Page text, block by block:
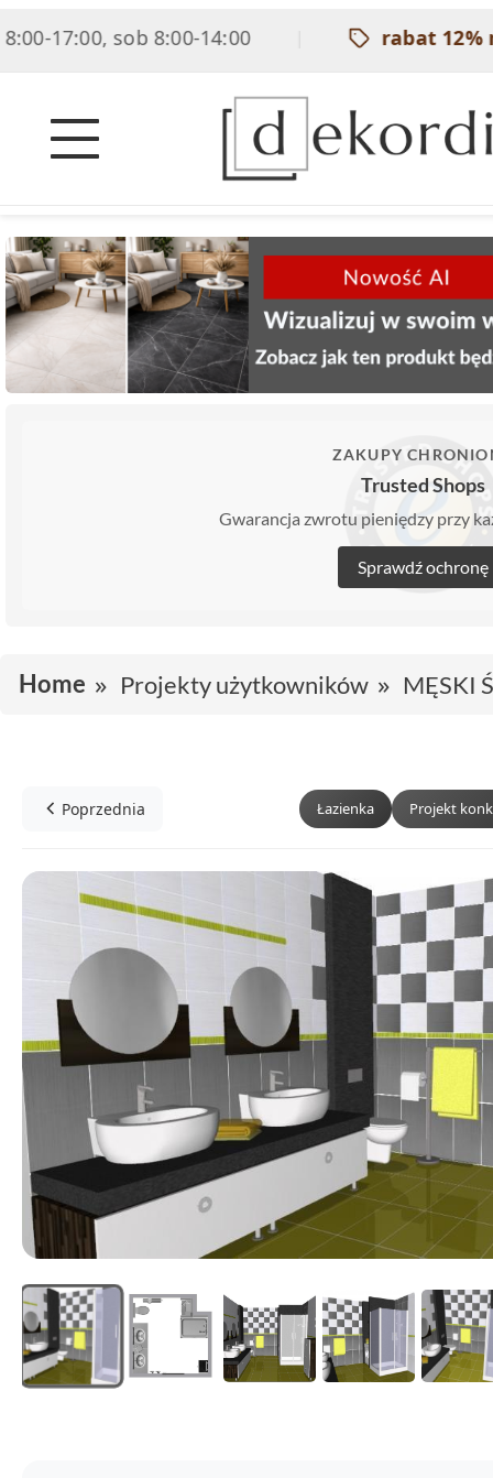
17:00, sob 8:00-14:00 rabat 12% na
ZAKUPY
Trusted Shops
Gwarancja zwrotu pieniędzy przy
Sprawdź ochronę
Home Projekty użytkowników MĘSKI
Poprzednia Łazienka Projekt